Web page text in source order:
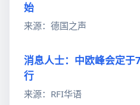
始
来源：德国之声
消息人士：中欧峰会定
行
来源：RFI华语